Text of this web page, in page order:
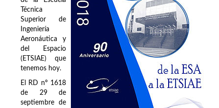
Técnica
Superior de
Ingeniería
Aeronáutica y
del Espacio
(ETSIAE) que
tenemos hoy.
El RD nº 1618
de 29 de
septiembre de